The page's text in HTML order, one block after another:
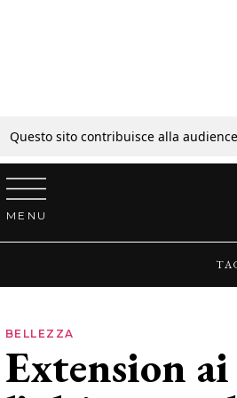
Questo sito contribuisce alla
Vai al contenuto
MENU
BELLEZZA
Extension